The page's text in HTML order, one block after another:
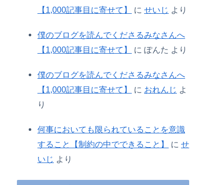
【1,000記事目に寄せて】
に せいじ より
僕のブログを読んでくださるみなさんへ
【1,000記事目に寄せて】
に ぽんた より
僕のブログを読んでくださるみなさんへ
【1,000記事目に寄せて】
に おれんじ よ
り
何事においても限られていることを意識
すること【制約の中でできること】
に せ
いじ より